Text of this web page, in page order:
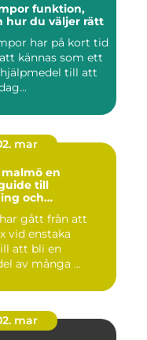
hur du väljer rätt
har på kort tid
kännas som ett
till att
mar
en
till
och
gått från att
vid enstaka
att bli en
av många ...
mar